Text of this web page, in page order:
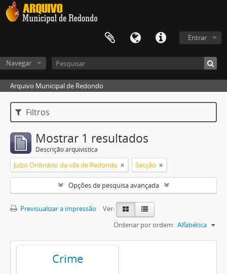
Entrar
Navegar
Arquivo Municipal de Redondo
Filtros
Mostrar 1 resultados
Descrição arquivística
Juízo Ordinário da vila de Redondo Secção
Opções de pesquisa avançada
Previsualizar a impressão
Ver:
Ordenar por ordem: Alfabética
Crime